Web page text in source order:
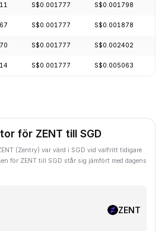
S$0.001777 S$0.001798
S$0.001777 S$0.001878
S$0.001777 S$0.002402
S$0.001777 S$0.005063
för ZENT till SGD
(Zentry) var värd i SGD vid valfritt tidigare
för ZENT till SGD står sig jämfört med dagens
ZENT